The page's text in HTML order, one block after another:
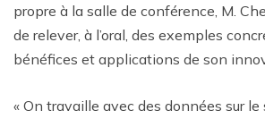
propre à la salle de conférence, M.
de relever, à l’oral, des exemples
bénéfices et applications de son
« On travaille avec des données sur le